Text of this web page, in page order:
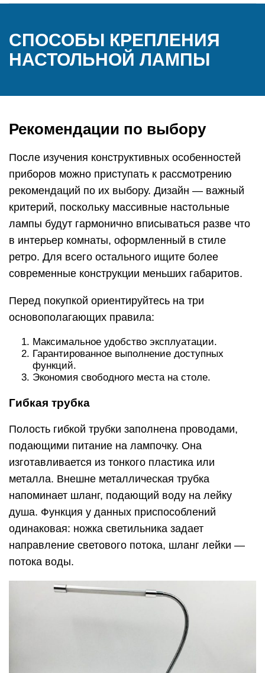
СПОСОБЫ КРЕПЛЕНИЯ
НАСТОЛЬНОЙ ЛАМПЫ
Рекомендации по выбору
После изучения конструктивных особенностей
приборов можно приступать к рассмотрению
рекомендаций по их выбору. Дизайн — важный
критерий, поскольку массивные настольные
лампы будут гармонично вписываться разве что
в интерьер комнаты, оформленный в стиле
ретро. Для всего остального ищите более
современные конструкции меньших габаритов.
Перед покупкой ориентируйтесь на три
основополагающих правила:
Максимальное удобство эксплуатации.
Гарантированное выполнение доступных
функций.
Экономия свободного места на столе.
Гибкая трубка
Полость гибкой трубки заполнена проводами,
подающими питание на лампочку. Она
изготавливается из тонкого пластика или
металла. Внешне металлическая трубка
напоминает шланг, подающий воду на лейку
душа. Функция у данных приспособлений
одинаковая: ножка светильника задает
направление светового потока, шланг лейки —
потока воды.